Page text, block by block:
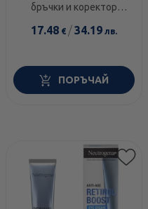
бръчки и коректор
17.48€ /34.19лв.
ПОРЪЧАЙ